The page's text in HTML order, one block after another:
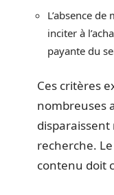
L’absence
inciter à
payante du
Ces critères
nombreuses
recherche.
contenu doit